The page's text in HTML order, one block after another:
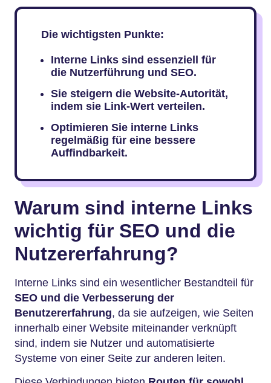
Die wichtigsten Punkte:
Interne Links sind essenziell für
die Nutzerführung und SEO.
Sie steigern die Website-Autorität,
indem sie Link-Wert verteilen.
Optimieren Sie interne Links
regelmäßig für eine bessere
Auffindbarkeit.
Warum sind interne Links
wichtig für SEO und die
Nutzererfahrung?
Interne Links sind ein wesentlicher Bestandteil für
SEO und die Verbesserung der
Benutzererfahrung, da sie aufzeigen, wie Seiten
innerhalb einer Website miteinander verknüpft
sind, indem sie Nutzer und automatisierte
Systeme von einer Seite zur anderen leiten.